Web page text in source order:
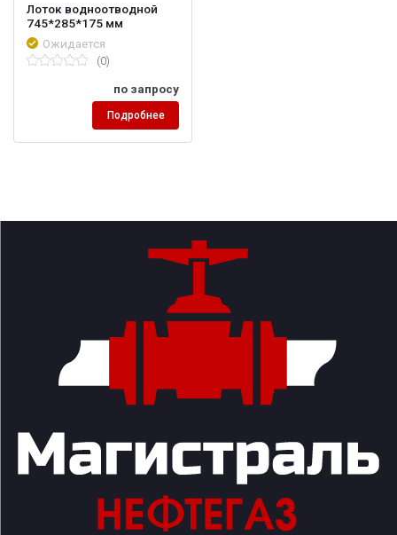
Лоток водноотводной
745*285*175 мм
Ожидается
(0)
по запросу
Подробнее